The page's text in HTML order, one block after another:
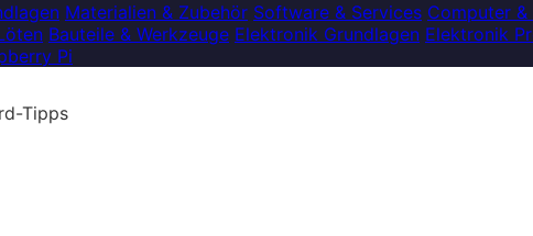
Materialien & Zubehör Software & Services Computer &
Bauteile & Werkzeuge Elektronik Grundlagen Elektronik
Pi
Tipps